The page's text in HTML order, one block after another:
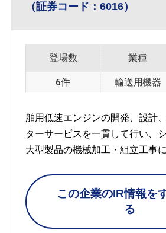
（証券コード：6016）
登場数
6件
業種
輸送用機器
舶用低速エンジンの開発、設計
ターサービスを一貫して行い、
大型製品の機械加工・組立工事に
この企業のIR情報を
る